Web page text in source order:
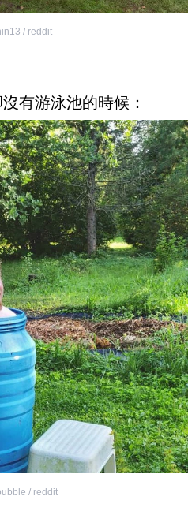
/ reddit
有游泳池的時候：
/ reddit